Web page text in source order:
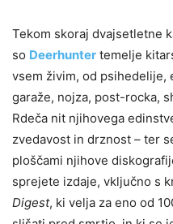
Tekom skoraj dvajsetletne
so Deerhunter temelje
vsem živim, od psihedelije,
garaže, nojza, post-rocka,
Rdeča nit njihovega
zvedavost in drznost – ter
ploščami njihove
sprejete izdaje, vključno s
Digest, ki velja za eno od